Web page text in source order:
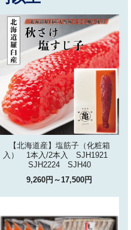
【北海道産】塩筋子（化粧箱
入） 1本入/2本入 SJH1921
SJH2224 SJH40
9,260円～17,500円